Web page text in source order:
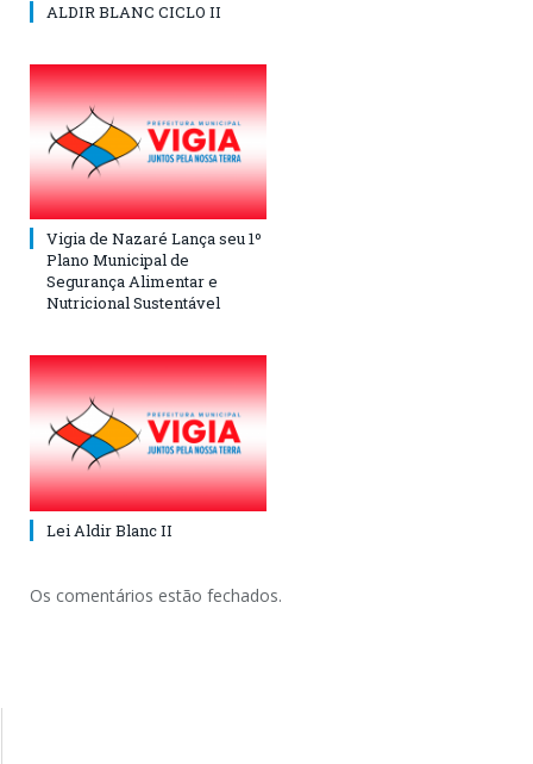
ALDIR BLANC CICLO II
Vigia de Nazaré Lança seu 1º
Plano Municipal de
Segurança Alimentar e
Nutricional Sustentável
Lei Aldir Blanc II
Os comentários estão fechados.